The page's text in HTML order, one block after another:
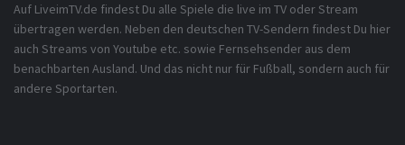
Auf LiveimTV.de findest Du alle Spiele die live im TV oder Stream
übertragen werden. Neben den deutschen TV-Sendern findest Du hier
auch Streams von Youtube etc. sowie Fernsehsender aus dem
benachbarten Ausland. Und das nicht nur für Fußball, sondern auch für
andere Sportarten.